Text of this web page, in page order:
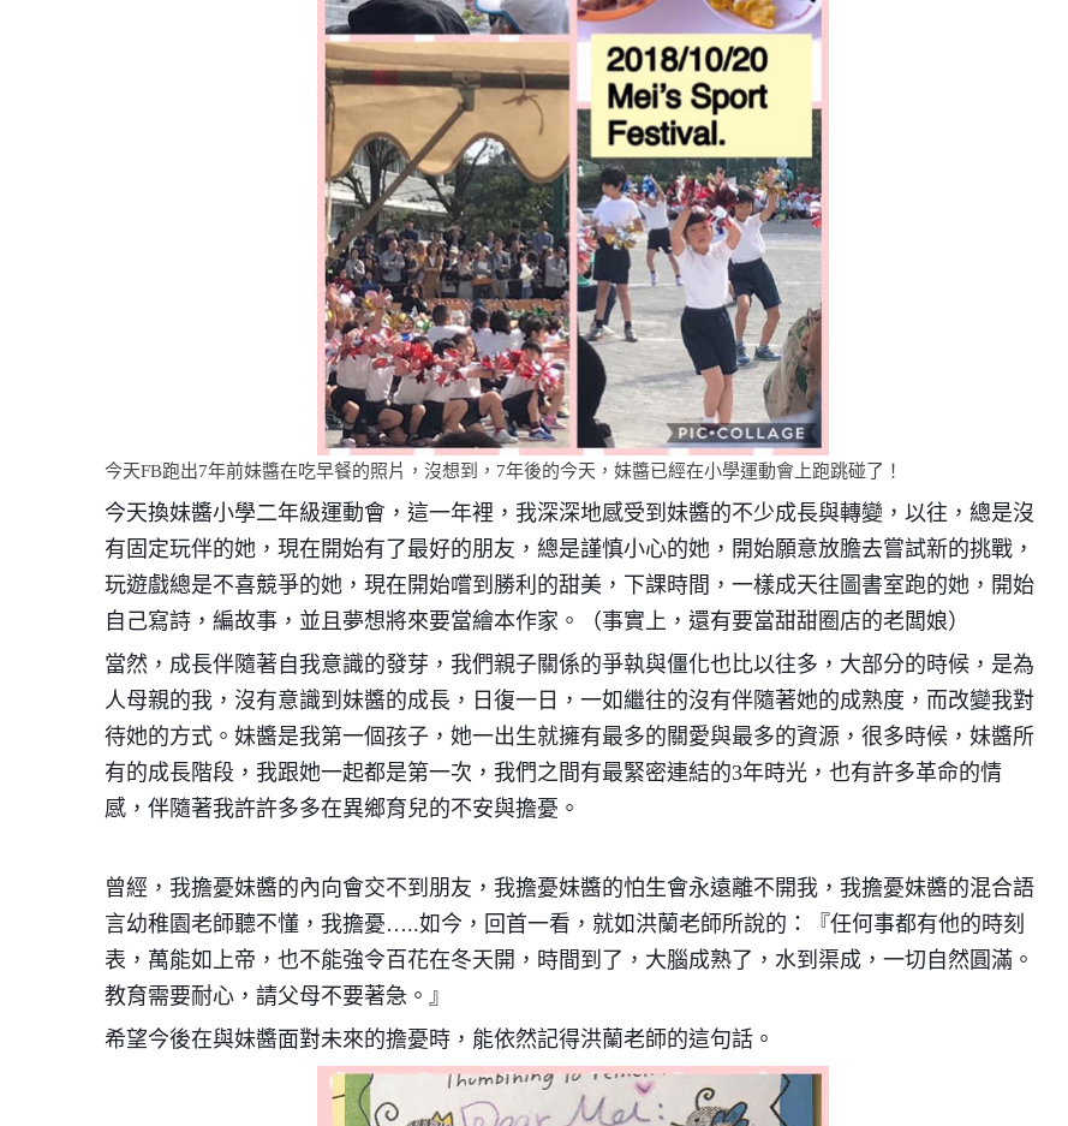
今天FB跑出7年前妹醬在吃早餐的照片，沒想到，7年後的今天，妹醬已經在小學運動會上跑跳碰了！
今天換妹醬小學二年級運動會，這一年裡，我深深地感受到妹醬的不少成長與轉變，以往，總是沒
有固定玩伴的她，現在開始有了最好的朋友，總是謹慎小心的她，開始願意放膽去嘗試新的挑戰，
玩遊戲總是不喜競爭的她，現在開始嚐到勝利的甜美，下課時間，一樣成天往圖書室跑的她，開始
自己寫詩，編故事，並且夢想將來要當繪本作家。（事實上，還有要當甜甜圈店的老闆娘）
當然，成長伴隨著自我意識的發芽，我們親子關係的爭執與僵化也比以往多，大部分的時候，是為
人母親的我，沒有意識到妹醬的成長，日復一日，一如繼往的沒有伴隨著她的成熟度，而改變我對
待她的方式。妹醬是我第一個孩子，她一出生就擁有最多的關愛與最多的資源，很多時候，妹醬所
有的成長階段，我跟她一起都是第一次，我們之間有最緊密連結的3年時光，也有許多革命的情
感，伴隨著我許許多多在異鄉育兒的不安與擔憂。
曾經，我擔憂妹醬的內向會交不到朋友，我擔憂妹醬的怕生會永遠離不開我，我擔憂妹醬的混合語
言幼稚園老師聽不懂，我擔憂…..如今，回首一看，就如洪蘭老師所說的：『任何事都有他的時刻
表，萬能如上帝，也不能強令百花在冬天開，時間到了，大腦成熟了，水到渠成，一切自然圓滿。
教育需要耐心，請父母不要著急。』
希望今後在與妹醬面對未來的擔憂時，能依然記得洪蘭老師的這句話。